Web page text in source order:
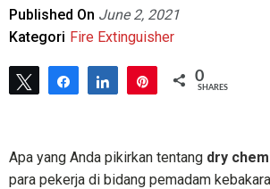
Published On June 2, 2021
Kategori Fire Extinguisher
Tweet Share Share Pin 0
SHARES
Apa yang Anda pikirkan tentang dry
para pekerja di bidang pemadam